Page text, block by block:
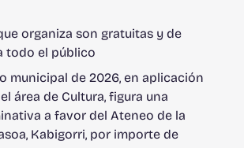
organiza son gratuitas y de
todo el público
municipal de 2026, en aplicación
área de Cultura, figura una
a favor del Ateneo de la
Kabigorri, por importe de